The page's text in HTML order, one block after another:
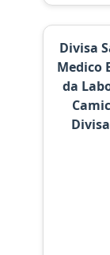
Divisa
Medico
da